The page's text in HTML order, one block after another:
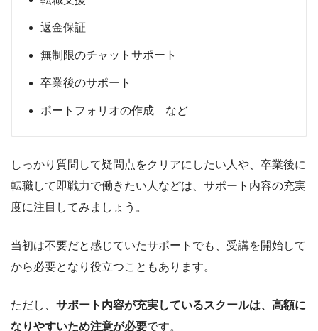
返金保証
無制限のチャットサポート
卒業後のサポート
ポートフォリオの作成 など
しっかり質問して疑問点をクリアにしたい人や、卒業後に
転職して即戦力で働きたい人などは、サポート内容の充実
度に注目してみましょう。
当初は不要だと感じていたサポートでも、受講を開始して
から必要となり役立つこともあります。
ただし、 サポート内容が充実しているスクールは、高額に
なりやすいため注意が必要です。